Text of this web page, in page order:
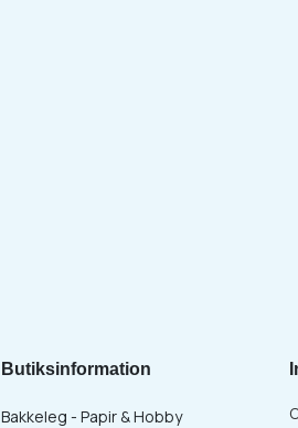
Butiksinformation
Bakkeleg - Papir & Hobby